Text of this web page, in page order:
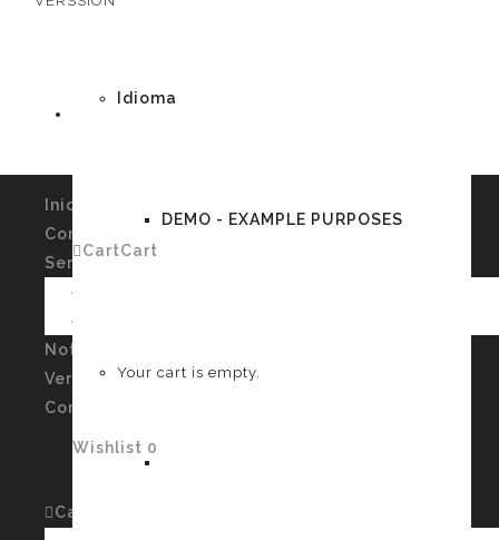
Idioma
DEMO - EXAMPLE PURPOSES
CartCart
Your cart is empty.
Wishlist 0
Inicio
Conócenos
Servicios
Noticias
Verssiones
Contacto
Cart